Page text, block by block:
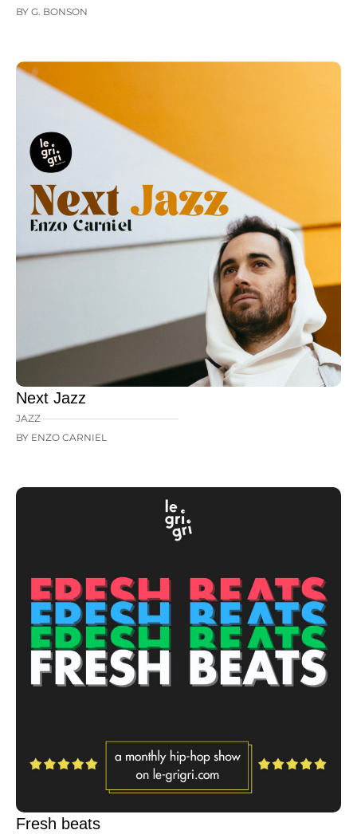
BY G. BONSON
Next Jazz
JAZZ
BY ENZO CARNIEL
Fresh beats